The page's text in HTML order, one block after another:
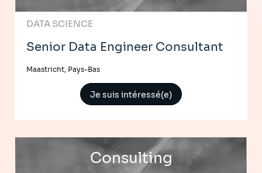
DATA SCIENCE
Senior Data Engineer Consultant
Maastricht, Pays-Bas
Je suis intéressé(e)
Consulting